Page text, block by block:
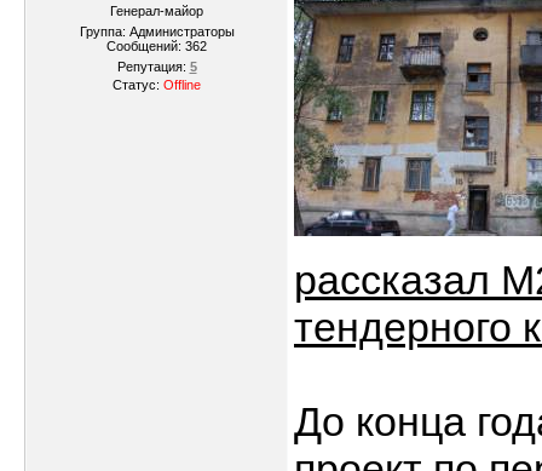
Генерал-майор
Группа: Администраторы
Сообщений: 362
Репутация: 5
Статус: Offline
рассказал
тендерного
До конца